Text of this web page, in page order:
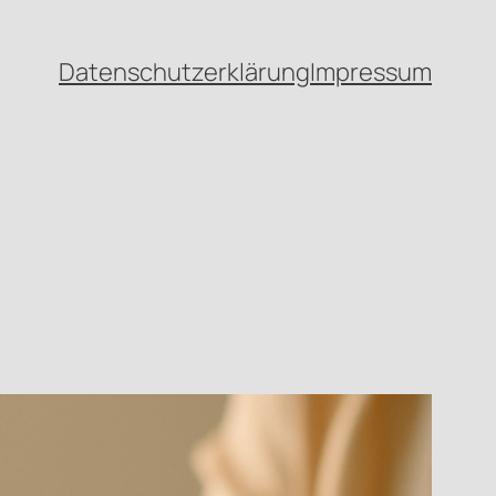
DatenschutzerklärungImpressum